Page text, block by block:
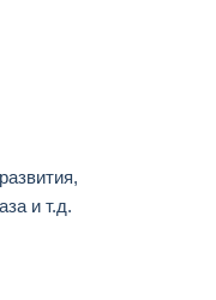
и т.д.